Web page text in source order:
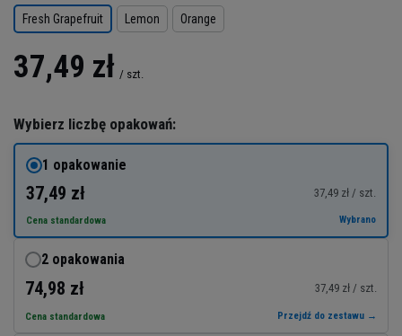
Fresh Grapefruit Lemon Orange
37,49 zł / szt.
Wybierz liczbę opakowań:
1 opakowanie
37,49 zł 37,49 zł / szt.
Cena standardowa Wybrano
2 opakowania
74,98 zł 37,49 zł / szt.
Cena standardowa Przejdź do zestawu →